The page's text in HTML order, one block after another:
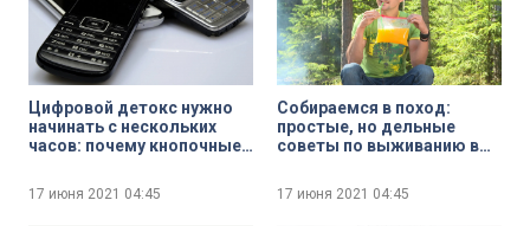
Цифровой детокс нужно
начинать с нескольких
часов: почему кнопочные
17 июня 2021 04:45
Собираемся в поход:
простые, но дельные
советы по выживанию в
17 июня 2021 04:45